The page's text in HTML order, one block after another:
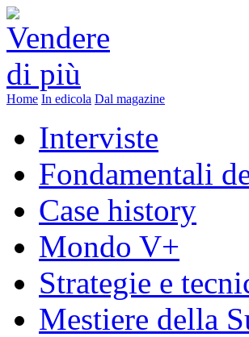
Home In edicola Dal magazine
Interviste
Fondamentali
Case history
Mondo V+
Strategie e
Mestiere della